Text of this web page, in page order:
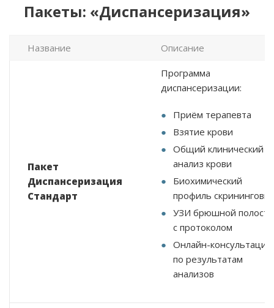
Пакеты: «Диспансеризация»
Название Описание
Пакет
Диспансеризация
Стандарт
Программа
диспансеризации:
Приём терапевта
Взятие крови
Общий клинический
анализ крови
Биохимический
профиль
УЗИ брюшной полости
с протоколом
Онлайн-консультация
по результатам
анализов